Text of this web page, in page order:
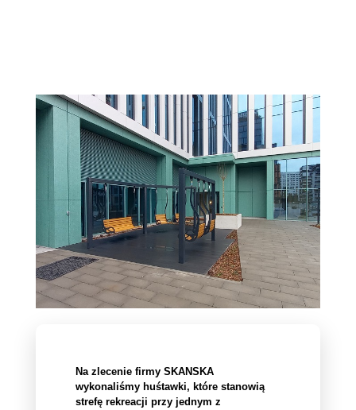
Na zlecenie firmy SKANSKA
wykonaliśmy huśtawki, które stanowią
strefę rekreacji przy jednym z